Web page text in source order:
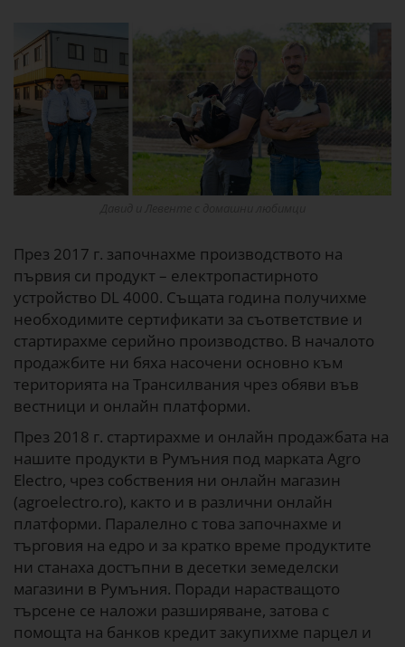
През 2017 г. започнахме производството на
първия си продукт – електропастирното
устройство DL 4000. Същата година получихме
необходимите сертификати за съответствие и
стартирахме серийно производство. В началото
продажбите ни бяха насочени основно към
територията на Трансилвания чрез обяви във
вестници и онлайн платформи.
През 2018 г. стартирахме и онлайн продажбата на
нашите продукти в Румъния под марката Agro
Electro, чрез собствения ни онлайн магазин
(agroelectro.ro), както и в различни онлайн
платформи. Паралелно с това започнахме и
търговия на едро и за кратко време продуктите
ни станаха достъпни в десетки земеделски
магазини в Румъния. Поради нарастващото
търсене се наложи разширяване, затова с
помощта на банков кредит закупихме парцел и